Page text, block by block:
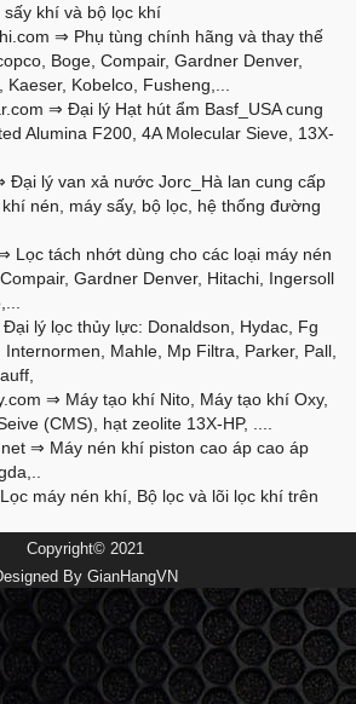
khí và bộ lọc khí
⇒ Phụ tùng chính hãng và thay thế
Boge, Compair, Gardner Denver,
Kobelco, Fusheng,...
⇒ Đại lý Hạt hút ẩm Basf_USA cung
Alumina F200, 4A Molecular Sieve, 13X-
Đại lý van xả nước Jorc_Hà lan cung cấp
nén, máy sấy, bộ lọc, hệ thống đường
Lọc tách nhớt dùng cho các loại máy nén
Gardner Denver, Hitachi, Ingersoll
lý lọc thủy lực: Donaldson, Hydac, Fg
Mahle, Mp Filtra, Parker, Pall,
⇒ Máy tạo khí Nito, Máy tạo khí Oxy,
(CMS), hạt zeolite 13X-HP, ....
⇒ Máy nén khí piston cao áp cao áp
máy nén khí, Bộ lọc và lõi lọc khí trên
Copyright© 2021
By GianHangVN